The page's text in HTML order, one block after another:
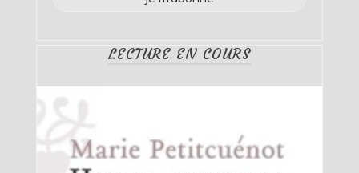
LECTURE EN COURS